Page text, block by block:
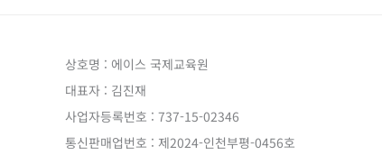
상호명 : 에이스 국제교육원
대표자 : 김진재
사업자등록번호 : 737-15-02346
통신판매업번호 : 제2024-인천부평-0456호